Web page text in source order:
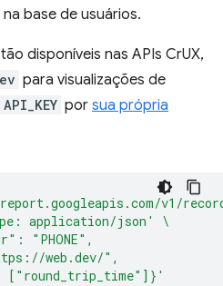
base de usuários.
disponíveis nas APIs CrUX,
para visualizações de
API_KEY por sua própria
v1/
application/json'
\
"PHONE",
web.dev/",
["round_trip_time"]}'